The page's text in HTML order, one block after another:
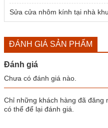
Sửa cửa nhôm kính tại nhà
ĐÁNH GIÁ SẢN PHẨM
Đánh giá
Chưa có đánh giá nào.
Chỉ những khách hàng đã đăng
có thể để lại đánh giá.